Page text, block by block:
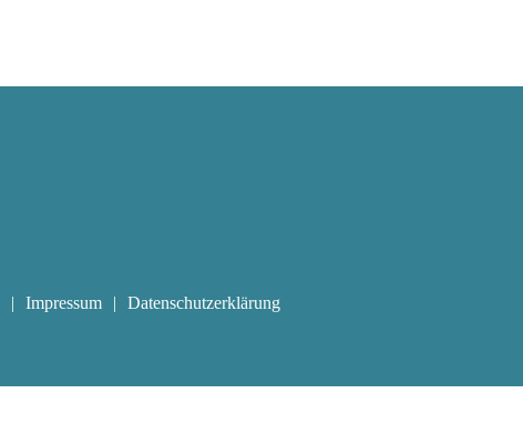
Impressum Datenschutzerklärung